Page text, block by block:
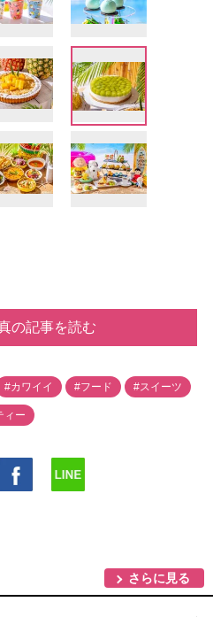
の記事を読む
#カワイイ #フード #スイーツ
ィー
さらに見る